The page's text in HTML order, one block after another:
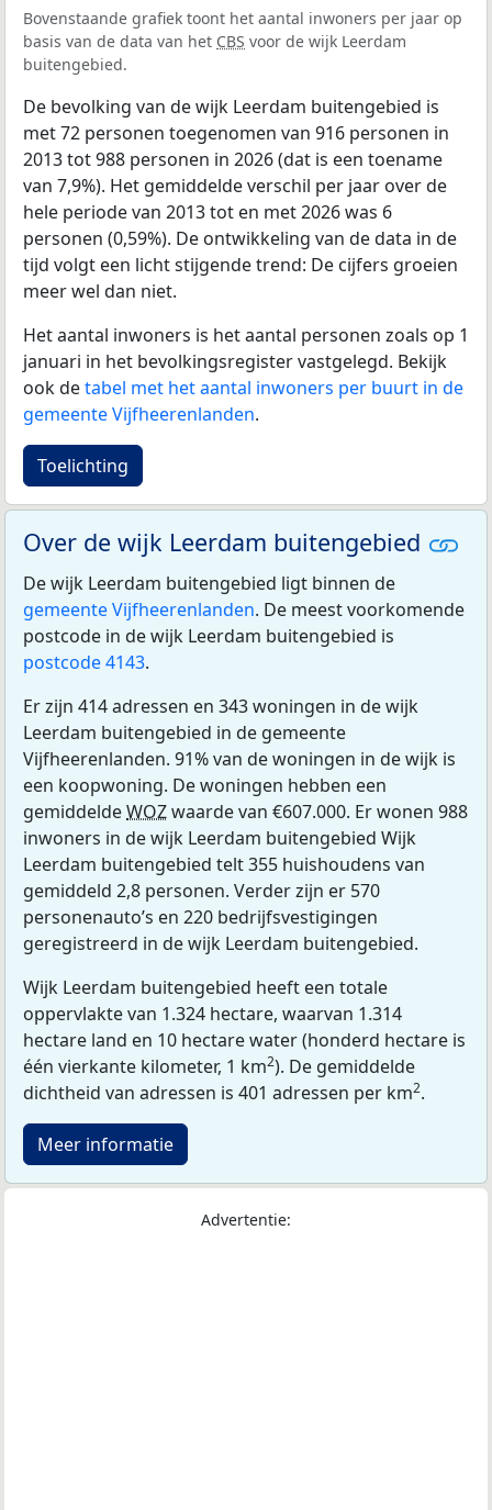
Bovenstaande grafiek toont het aantal inwoners per jaar op
basis van de data van het CBS voor de wijk Leerdam
buitengebied.
De bevolking van de wijk Leerdam buitengebied is
met 72 personen toegenomen van 916 personen in
2013 tot 988 personen in 2026 (dat is een toename
van 7,9%). Het gemiddelde verschil per jaar over de
hele periode van 2013 tot en met 2026 was 6
personen (0,59%). De ontwikkeling van de data in de
tijd volgt een licht stijgende trend: De cijfers groeien
meer wel dan niet.
Het aantal inwoners is het aantal personen zoals op 1
januari in het bevolkingsregister vastgelegd. Bekijk
ook detabel met het aantal inwoners per buurt in de
gemeente Vijfheerenlanden.
Toelichting
Over de wijk Leerdam buitengebied
De wijk Leerdam buitengebied ligt binnen de
gemeente Vijfheerenlanden. De meest voorkomende
postcode in de wijk Leerdam buitengebied is
postcode 4143.
Er zijn 414 adressen en 343 woningen in de wijk
Leerdam buitengebied in de gemeente
Vijfheerenlanden. 91% van de woningen in de wijk is
een koopwoning. De woningen hebben een
gemiddeldeWOZwaarde van €607.000. Er wonen 988
inwoners in de wijk Leerdam buitengebied Wijk
Leerdam buitengebied telt 355 huishoudens van
gemiddeld 2,8 personen. Verder zijn er 570
personenauto’s en 220 bedrijfsvestigingen
geregistreerd in de wijk Leerdam buitengebied.
Wijk Leerdam buitengebied heeft een totale
oppervlakte van 1.324 hectare, waarvan 1.314
hectare land en 10 hectare water (honderd hectare is
één vierkante kilometer, 1 km2). De gemiddelde
dichtheid van adressen is 401 adressen per km2.
Meer informatie
Advertentie: